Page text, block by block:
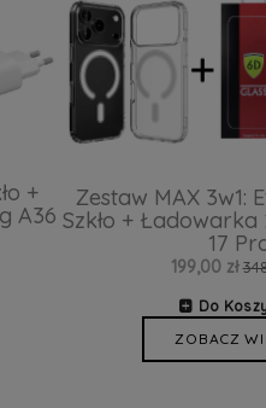
+
A36
Zestaw MAX 3w1:
Szkło + Ładowarka
17
199,00 zł
Do
ZOBACZ